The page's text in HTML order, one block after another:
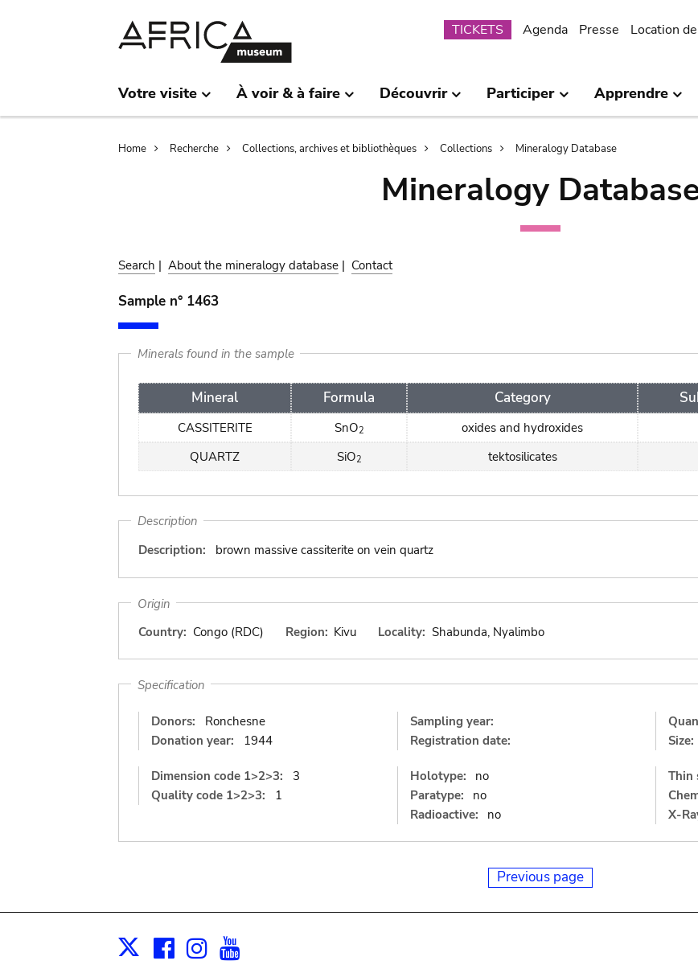
Submenu
TICKETS Agenda Presse Location
Votre visite À voir & à faire Découvrir Participer Apprendre
Breadcrumb
Home Recherche Collections, archives et bibliothèques Collections Mineralogy Database
Mineralogy
Search | About the mineralogy database | Contact
Sample n° 1463
Minerals found in the sample
Mineral Formula Category
CASSITERITE SnO2 oxides and hydroxides
QUARTZ
SiO2 tektosilicates
Description
Description:
brown massive cassiterite on vein quartz
Origin
Country: Congo (RDC) Region: Kivu Locality: Shabunda, Nyalimbo
Specification
Donors:
Ronchesne
Donation year:
1944
Sampling year:
Registration date:
Size:
Dimension code 1>2>3:
3
Quality code 1>2>3:
1
Holotype:
no
Paratype:
no
Radioactive:
no
Thin
X-
Previous page
X Facebook
Instagram